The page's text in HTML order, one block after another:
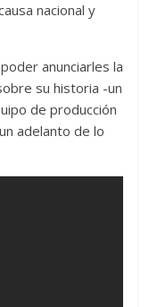
nacional y
anunciarles la
su historia -un
de producción
adelanto de lo